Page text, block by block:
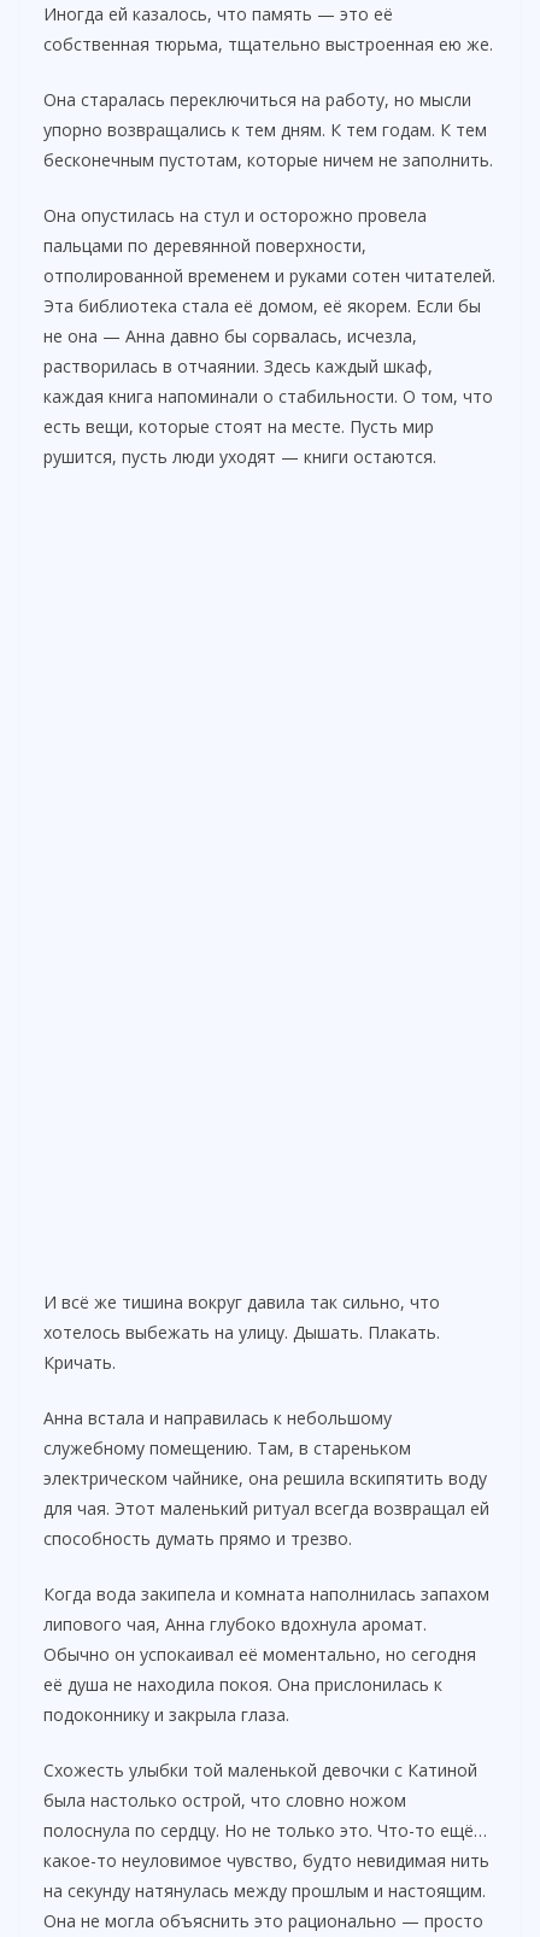
Иногда ей казалось, что память — это её
собственная тюрьма, тщательно выстроенная ею же.
Она старалась переключиться на работу, но мысли
упорно возвращались к тем дням. К тем годам. К тем
бесконечным пустотам, которые ничем не заполнить.
Она опустилась на стул и осторожно провела
пальцами по деревянной поверхности,
отполированной временем и руками сотен читателей.
Эта библиотека стала её домом, её якорем. Если бы
не она — Анна давно бы сорвалась, исчезла,
растворилась в отчаянии. Здесь каждый шкаф,
каждая книга напоминали о стабильности. О том, что
есть вещи, которые стоят на месте. Пусть мир
рушится, пусть люди уходят — книги остаются.
И всё же тишина вокруг давила так сильно, что
хотелось выбежать на улицу. Дышать. Плакать.
Кричать.
Анна встала и направилась к небольшому
служебному помещению. Там, в стареньком
электрическом чайнике, она решила вскипятить воду
для чая. Этот маленький ритуал всегда возвращал ей
способность думать прямо и трезво.
Когда вода закипела и комната наполнилась запахом
липового чая, Анна глубоко вдохнула аромат.
Обычно он успокаивал её моментально, но сегодня
её душа не находила покоя. Она прислонилась к
подоконнику и закрыла глаза.
Схожесть улыбки той маленькой девочки с Катиной
была настолько острой, что словно ножом
полоснула по сердцу. Но не только это. Что-то ещё…
какое-то неуловимое чувство, будто невидимая нить
на секунду натянулась между прошлым и настоящим.
Она не могла объяснить это рационально — просто